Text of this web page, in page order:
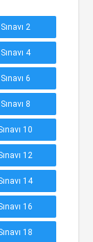
2
4
6
8
10
12
14
16
18